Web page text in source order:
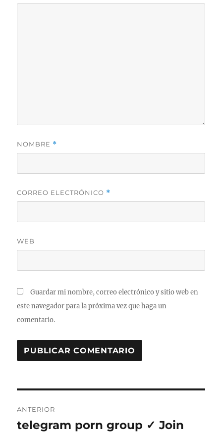
NOMBRE *
CORREO ELECTRÓNICO *
WEB
Guardar mi nombre, correo electrónico y sitio web en
este navegador para la próxima vez que haga un
comentario.
de
ANTERIOR
Entrada
telegram porn group ✓ Join